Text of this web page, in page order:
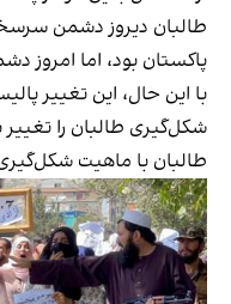
طالبان دیروز دشمن
پاکستان بود، اما
با این حال، این تغییر
شکل‌گیری طالبان را
طالبان با ماهیت